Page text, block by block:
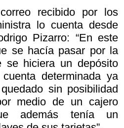
recibido por los
lo cuenta desde
Pizarro: “En este
se hacía pasar por la
se hiciera un depósito
determinada ya
sin posibilidad
medio de un cajero
además tenía un